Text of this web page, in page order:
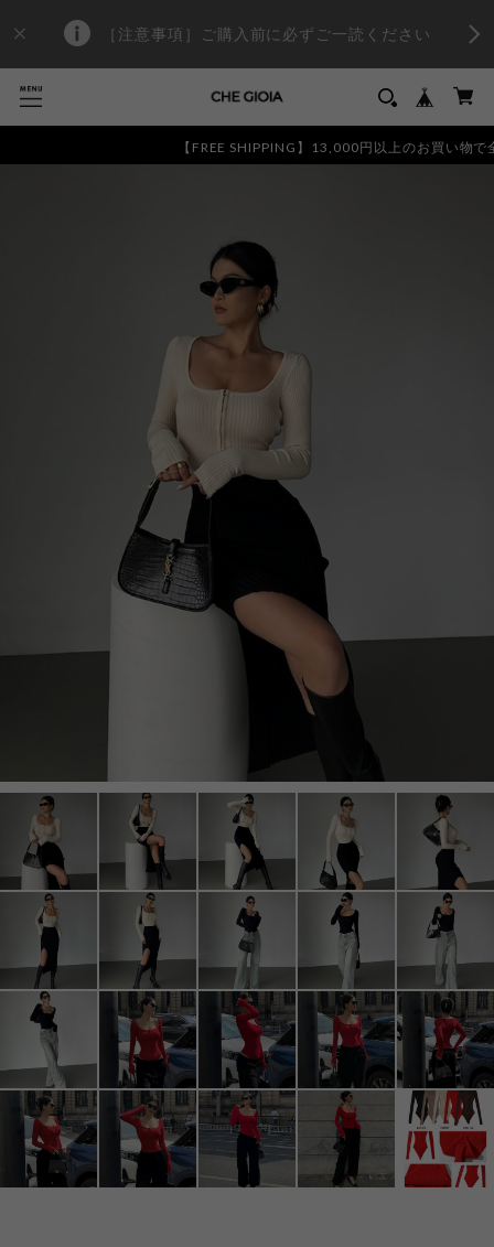
［注意事項］ご購入前に必ずご一読ください
【FREE SHIPPING】13,000円以上のお買い物で全